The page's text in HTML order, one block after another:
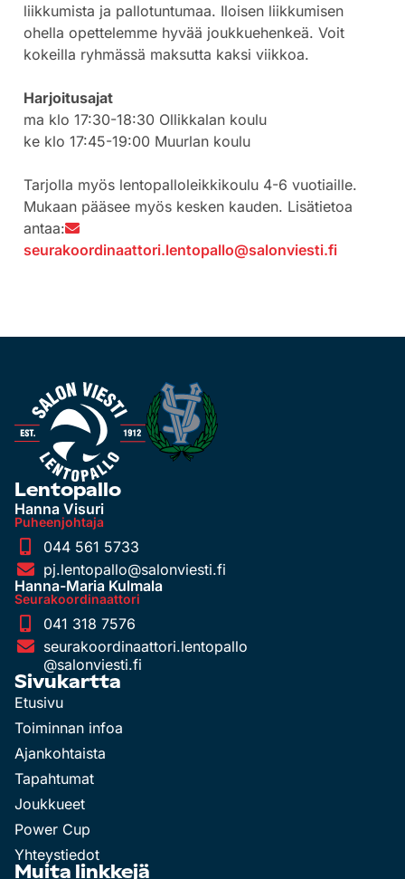
liikkumista ja pallotuntumaa. Iloisen liikkumisen
ohella opettelemme hyvää joukkuehenkeä. Voit
kokeilla ryhmässä maksutta kaksi viikkoa.
Harjoitusajat
ma klo 17:30-18:30 Ollikkalan koulu
ke klo 17:45-19:00 Muurlan koulu
Tarjolla myös lentopalloleikkikoulu 4-6 vuotiaille.
Mukaan pääsee myös kesken kauden. Lisätietoa
antaa:
seurakoordinaattori.lentopallo@salonviesti.fi
Lentopallo
Hanna Visuri
Puheenjohtaja
044 561 5733
pj.lentopallo@salonviesti.fi
Hanna-Maria Kulmala
Seurakoordinaattori
041 318 7576
seurakoordinaattori.lentopallo
@salonviesti.fi
Sivukartta
Etusivu
Toiminnan infoa
Ajankohtaista
Tapahtumat
Joukkueet
Power Cup
Yhteystiedot
Muita linkkejä